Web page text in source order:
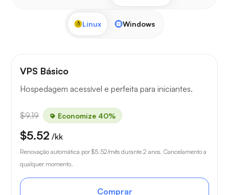
Linux Windows
VPS Básico
Hospedagem acessível e perfeita para iniciantes.
$9.19 Economize 40%
$5.52 /kk
Renovação automática por $5.52/mês durante 2 anos. Cancelamento a
qualquer momento.
Comprar